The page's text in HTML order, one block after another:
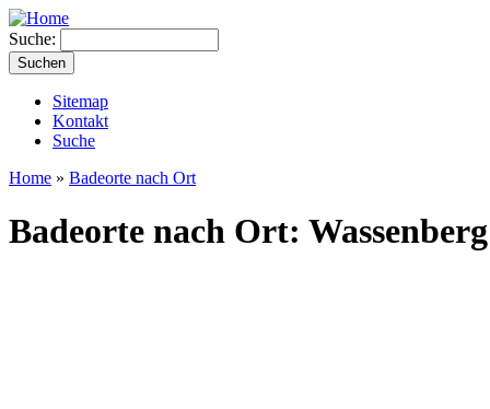
Suche:
Sitemap
Kontakt
Suche
Home » Badeorte nach Ort
Badeorte nach Ort: Wassenberg